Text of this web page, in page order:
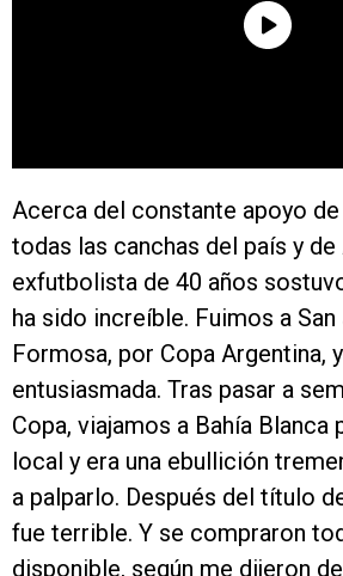
Acerca del constante apoyo
todas las canchas del país y
exfutbolista de 40 años
ha sido increíble. Fuimos a San
Formosa, por Copa Argentina,
entusiasmada. Tras pasar a
Copa, viajamos a Bahía Blanca
local y era una ebullición
a palparlo. Después del título
fue terrible. Y se compraron
disponible, según me dijeron